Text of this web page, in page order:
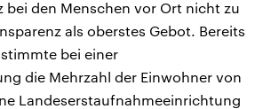
bei den Menschen vor Ort nicht zu
als oberstes Gebot. Bereits
bei einer
die Mehrzahl der Einwohner von
Landeserstaufnahmeeinrichtung